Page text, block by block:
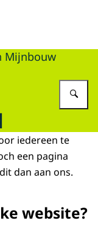
Limburg
Mijnbouw
iedereen te
een pagina
dan aan ons.
website?